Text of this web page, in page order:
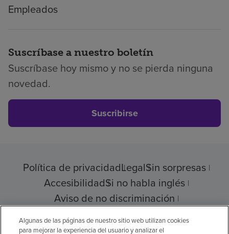
Empleados
Suscríbase a nuestro boletín
Suscríbase hoy mismo y no se pierda ninguna
novedad.
Suscribirse
Política de privacidadLegalSin sorpresas
AccesibilidadSi no habla inglés
Aviso de no discriminación
Algunas de las páginas de nuestro sitio web utilizan cookies
para mejorar la experiencia del usuario y analizar el